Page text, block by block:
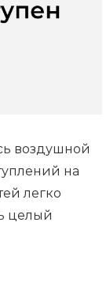
воздушной
на
легко
целый